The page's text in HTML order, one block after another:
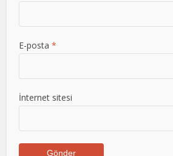
E-posta*
İnternet sitesi